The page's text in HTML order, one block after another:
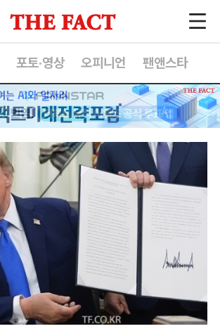
포토·영상 오피니언 팬앤스타